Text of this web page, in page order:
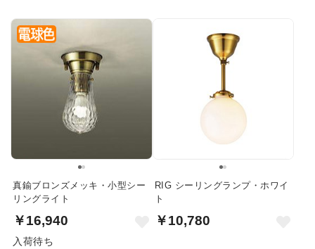
真鍮ブロンズメッキ・小型シー
リングライト
￥16,940
入荷待ち
RIG シーリングランプ・ホワイ
ト
￥10,780